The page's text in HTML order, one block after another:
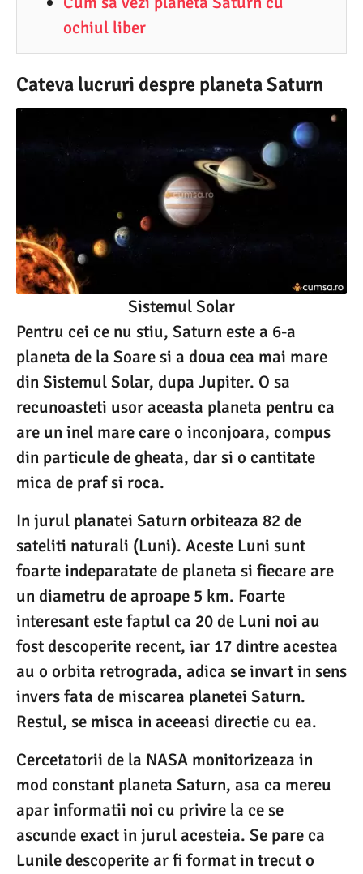
ochiul liber
Cateva lucruri despre planeta Saturn
Sistemul Solar
Pentru cei ce nu stiu, Saturn este a 6-a
planeta de la Soare si a doua cea mai mare
din Sistemul Solar, dupa Jupiter. O sa
recunoasteti usor aceasta planeta pentru ca
are un inel mare care o inconjoara, compus
din particule de gheata, dar si o cantitate
mica de praf si roca.
In jurul planatei Saturn orbiteaza 82 de
sateliti naturali (Luni). Aceste Luni sunt
foarte indeparatate de planeta si fiecare are
un diametru de aproape 5 km. Foarte
interesant este faptul ca 20 de Luni noi au
fost descoperite recent, iar 17 dintre acestea
au o orbita retrograda, adica se invart in sens
invers fata de miscarea planetei Saturn.
Restul, se misca in aceeasi directie cu ea.
Cercetatorii de la NASA monitorizeaza in
mod constant planeta Saturn, asa ca mereu
apar informatii noi cu privire la ce se
ascunde exact in jurul acesteia. Se pare ca
Lunile descoperite ar fi format in trecut o